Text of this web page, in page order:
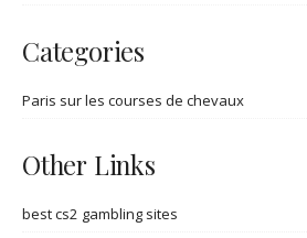
Categories
Paris sur les courses de chevaux
Other Links
best cs2 gambling sites